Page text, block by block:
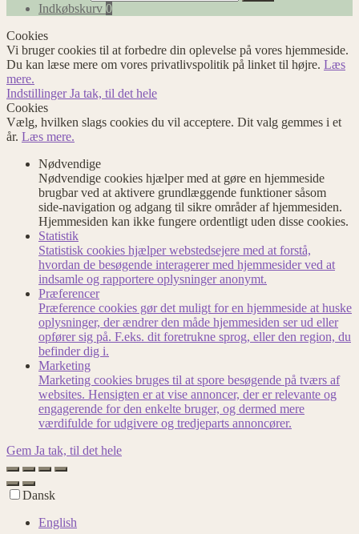
Indkøbskurv 0
Cookies
Vi bruger cookies til at forbedre din oplevelse på vores hjemmeside.
Du kan læse mere om vores privatlivspolitik på linket til højre. Læs
mere.
IndstillingerJa tak, til det hele
Cookies
Vælg, hvilken slags cookies du vil acceptere. Dit valg gemmes i et
år. Læs mere.
Nødvendige
Nødvendige cookies hjælper med at gøre en hjemmeside
brugbar ved at aktivere grundlæggende funktioner såsom
side-navigation og adgang til sikre områder af hjemmesiden.
Hjemmesiden kan ikke fungere ordentligt uden disse cookies.
Statistik
Statistisk cookies hjælper webstedsejere med at forstå,
hvordan de besøgende interagerer med hjemmesider ved at
indsamle og rapportere oplysninger anonymt.
Præferencer
Præference cookies gør det muligt for en hjemmeside at huske
oplysninger, der ændrer den måde hjemmesiden ser ud eller
opfører sig på. F.eks. dit foretrukne sprog, eller den region, du
befinder dig i.
Marketing
Marketing cookies bruges til at spore besøgende på tværs af
websites. Hensigten er at vise annoncer, der er relevante og
engagerende for den enkelte bruger, og dermed mere
værdifulde for udgivere og tredjeparts annoncører.
Gem Ja tak, til det hele
Dansk
English